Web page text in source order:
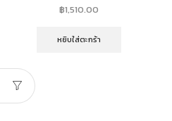
฿1,510.00
หยิบใส่ตะกร้า